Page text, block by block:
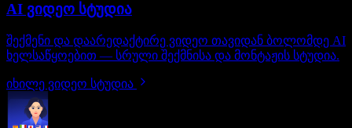
AI ვიდეო სტუდია
შექმენი და დაარედაქტირე ვიდეო თავიდან ბოლომდე AI
ხელსაწყოებით — სრული შექმნისა და მონტაჟის სტუდია.
იხილე ვიდეო სტუდია